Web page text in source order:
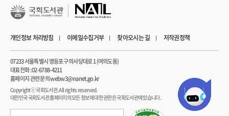
사소한 반복이 만들어내는 극적인 변화
PART 9 나만의 모형 설계하기
- 행동 유형에 따라 7가지 힘을 골라 쓰는 법
당신의 의지력을 믿지 마라
75년 묵은 행동주의 심리학은 버려라
탄산음료를 끊을 수 없다면? - 자동 행동
“뇌를 속이면 몸은 저절로 움직인다!”
누구나 행동을 변화시키고 유지할 수 있는 7가지 힘을 찾아냈다. 저자는 행동과학,
사회심리학의 최신 연구 결과와 다양한 실험 사례를 통해 자신의 아이디어를
과학적으로 입증했다. 페이스북, 인텔, 미국 국립보건원 등 주요 기업 및 정부
기관과 함께 행동 변화 프로젝트를 성공시켰으며, 개인 및 집단의 식습관과 수면
습관, 운동 습관 등의 변화를 300퍼센트 증가시키는 놀라운 성과를 거두었다.
행동 변화의 이면에 존재하는 과학을 탐구한 매력적인 이 책은 누구든 자신의
개인정보 처리방침 이메일수집거부 찾아오시는 길 저작권정책
07233 서울특별시 영등포구 의사당대로 1 (여의도동)
대표전화 : 02-6788-4211
홈페이지 관련 문의 webw3@nanet.go.kr
Copyrightⓒ 국회도서관. All rights reserved.
대한민국 국회도서관 홈페이지의 모든 정보에 대한 권한은 국회도서관에 있습니다.